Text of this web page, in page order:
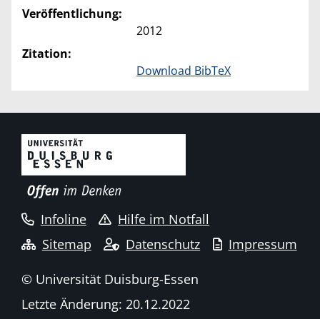
Veröffentlichung:
2012
Zitation:
Download BibTeX
Infoline
Hilfe im Notfall
Sitemap
Datenschutz Impressum
© Universität Duisburg-Essen
Letzte Änderung: 20.12.2022